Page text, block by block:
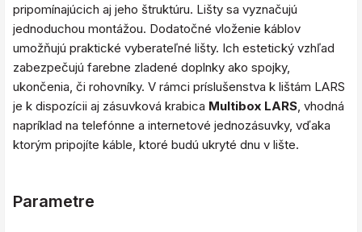
pripomínajúcich aj jeho štruktúru. Lišty sa vyznačujú
jednoduchou montážou. Dodatočné vloženie káblov
umožňujú praktické vyberateľné lišty. Ich estetický vzhľad
zabezpečujú farebne zladené doplnky ako spojky,
ukončenia, či rohovníky. V rámci príslušenstva k lištám LARS
je k dispozícii aj zásuvková krabica Multibox LARS, vhodná
napríklad na telefónne a internetové jednozásuvky, vďaka
ktorým pripojíte káble, ktoré budú ukryté dnu v lište.
Parametre